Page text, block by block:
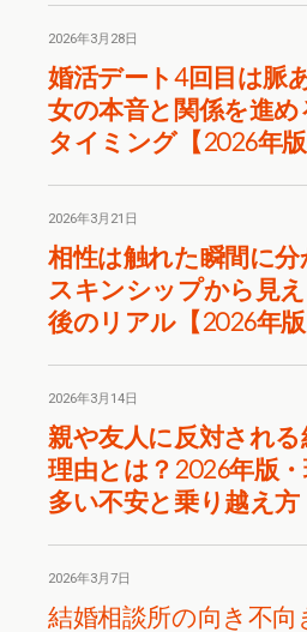
2026年3月28日
婚活デート4回目は脈
女の本音と関係を進め
タイミング【2026年版
2026年3月21日
相性は触れた瞬間に分
スキンシップから見
後のリアル【2026年版
2026年3月14日
親や友人に反対される
理由とは？2026年版
多い不安と乗り越え方
2026年3月7日
結婚相談所の向き不向